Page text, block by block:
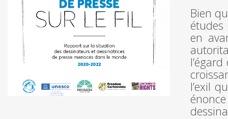
Bien
en
l’exil